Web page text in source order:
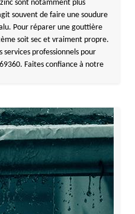
sont notamment plus
souvent de faire une soudure
Pour réparer une gouttière
soit sec et vraiment propre.
services professionnels pour
Faites confiance à notre